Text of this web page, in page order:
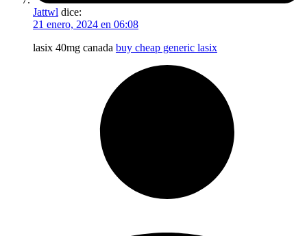
Jattwl dice:
21 enero, 2024 en 06:08
lasix 40mg canada buy cheap generic lasix